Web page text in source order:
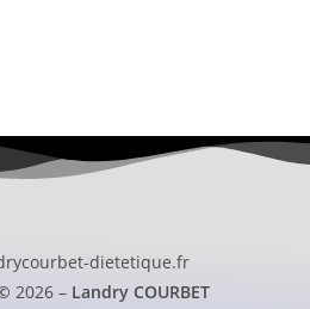
dietetique.fr
2026 – Landry COURBET